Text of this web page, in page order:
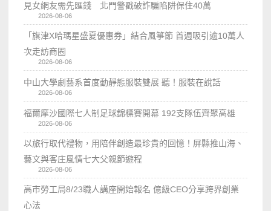
見女網友需先匯錢 北門警戳破詐騙陷阱保住40萬
2026-08-06
「旗津X哈瑪星盛夏優惠券」結合風箏節 首週吸引逾10萬人
次走訪商圈
2026-08-06
中山大學劇藝系首度動靜態服裝雙展 聽！服裝在說話
2026-08-06
福爾摩沙國際七人制足球錦標賽開幕 192支隊伍齊聚高雄
2026-08-06
以旅行取代禮物，用陪伴創造最珍貴的回憶！屏縣推山海、
藝文與客庄風情七大父親節遊程
2026-08-06
高市勞工局8/23職人講座開始報名 億級CEO分享跨界創業
心法